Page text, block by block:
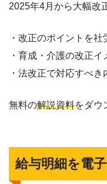
2025年4月から大幅改
・改正のポイントを社
・育成・介護の改正
・法改正で対応すべ
無料の解説資料をダ
給与明細を電